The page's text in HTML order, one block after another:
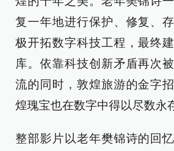
复一年地进行保护、修复、
极开拓数字科技工程，最终
库。依靠科技创新矛盾再次
流的同时，敦煌旅游的金字
煌瑰宝也在数字中得以尽数永
整部影片以老年樊锦诗的回